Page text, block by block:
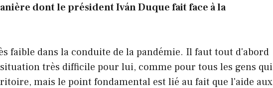
dont le président Iván Duque fait face à la
faible dans la conduite de la pandémie. Il faut tout d'abord
très difficile pour lui, comme pour tous les gens qui
mais le point fondamental est lié au fait que l'aide aux